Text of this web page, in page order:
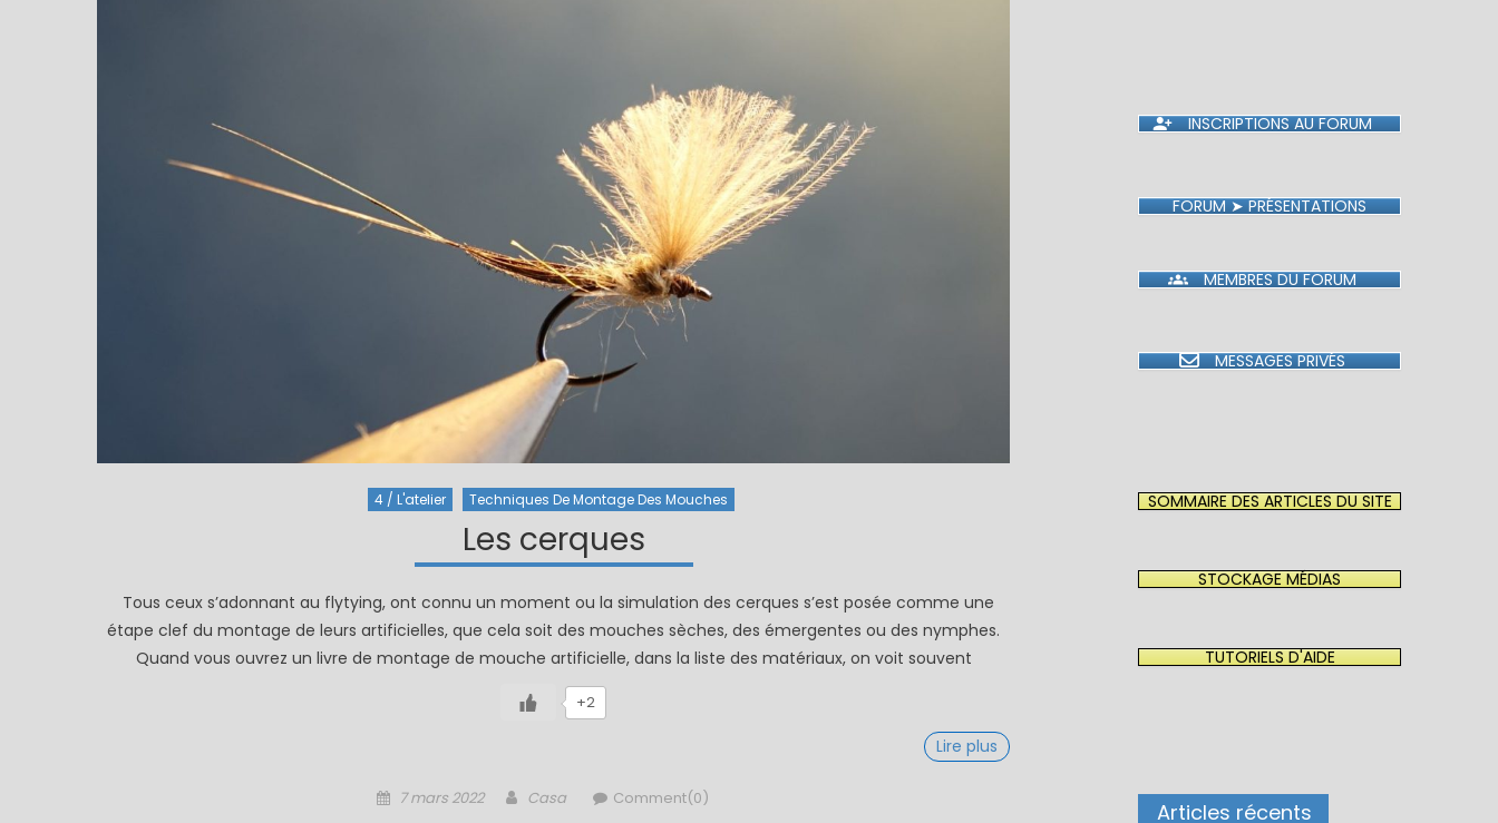
4 / L'atelier Techniques De Montage Des Mouches
Les cerques
Tous ceux s’adonnant au flytying, ont connu un moment ou la simulation des cerques s’est posée comme une
étape clef du montage de leurs artificielles, que cela soit des mouches sèches, des émergentes ou des nymphes.
Quand vous ouvrez un livre de montage de mouche artificielle, dans la liste des matériaux, on voit souvent
+2
Lire plus
Posted
7 mars 2022 Author
Casa Comment(0)
INSCRIPTIONS AU FORUM
FORUM ➤ PRÉSENTATIONS
MEMBRES DU FORUM
MESSAGES PRIVÉS
SOMMAIRE DES ARTICLES DU SITE
STOCKAGE MÉDIAS
TUTORIELS D'AIDE
Articles récents